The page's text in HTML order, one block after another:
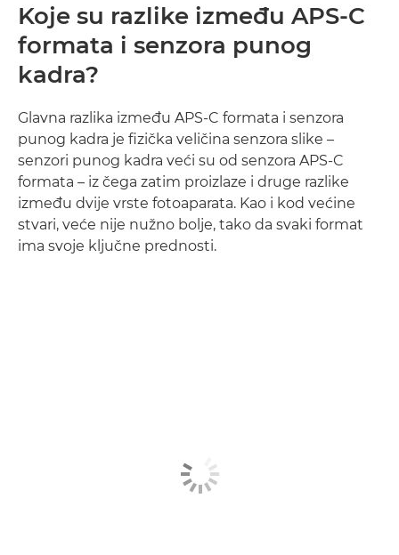
Koje su razlike između APS-C
formata i senzora punog
kadra?
Glavna razlika između APS-C formata i senzora
punog kadra je fizička veličina senzora slike –
senzori punog kadra veći su od senzora APS-C
formata – iz čega zatim proizlaze i druge razlike
između dvije vrste fotoaparata. Kao i kod većine
stvari, veće nije nužno bolje, tako da svaki format
ima svoje ključne prednosti.